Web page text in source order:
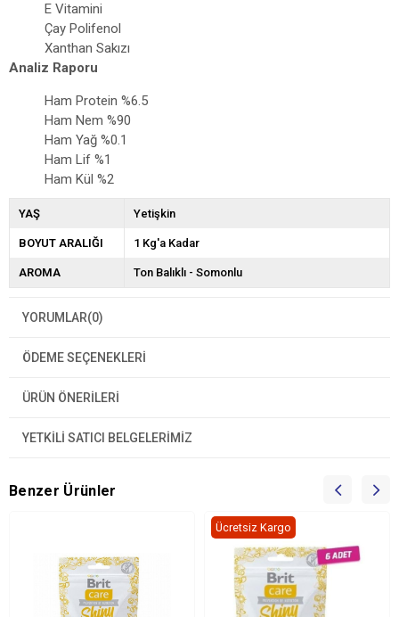
E Vitamini
Çay Polifenol
Xanthan Sakızı
Analiz Raporu
Ham Protein %6.5
Ham Nem %90
Ham Yağ %0.1
Ham Lif %1
Ham Kül %2
YAŞ Yetişkin
BOYUT ARALIĞI 1 Kg'a Kadar
AROMA Ton Balıklı - Somonlu
YORUMLAR(0)
ÖDEME SEÇENEKLERI
ÜRÜN ÖNERILERI
YETKİLİ SATICI BELGELERİMİZ
Benzer Ürünler
Ücretsiz Kargo